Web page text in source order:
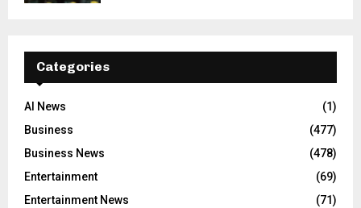
Categories
AI News
(1)
Business
(477)
Business News
(478)
Entertainment
(69)
Entertainment News
(71)